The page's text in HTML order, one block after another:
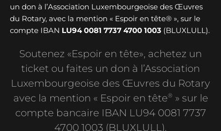
un don à l’Association Luxembourgeoise des Œuvres
du Rotary, avec la mention « Espoir en tête® », sur le
compte IBAN LU94 0081 7737 4700 1003 (BLUXLULL).
Soutenez «Espoir en tête», achetez un
ticket ou faites un don à l’Association
Luxembourgeoise des Œuvres du Rotary
avec la mention « Espoir en tête® » sur le
compte bancaire IBAN LU94 0081 7737
4700 1003 (BLUXLULL).